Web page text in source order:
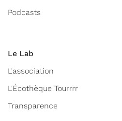
Podcasts
Le Lab
L'association
L'Écothèque Tourrrr
Transparence